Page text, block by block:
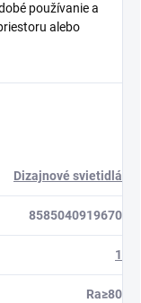
používanie a
alebo
Dizajnové svietidlá
8585040919670
1
Ra≥80